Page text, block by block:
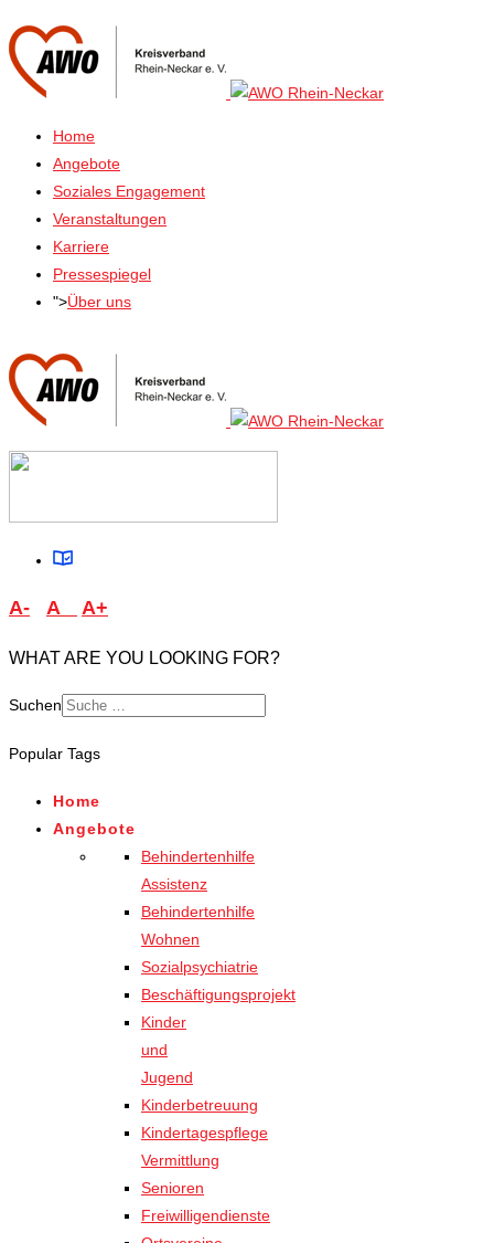
Home
Angebote
Soziales Engagement
Veranstaltungen
Karriere
Pressespiegel
">Über uns
A- A A+
WHAT ARE YOU LOOKING FOR?
Suchen
for results.
Popular Tags
Home
Angebote
Behindertenhilfe
Assistenz
Behindertenhilfe
Wohnen
Sozialpsychiatrie
Beschäftigungsprojekt
Kinder
und
Jugend
Kinderbetreuung
Kindertagespflege
Vermittlung
Senioren
Freiwilligendienste